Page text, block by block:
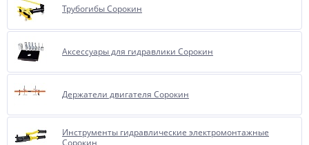
Трубогибы Сорокин
Аксессуары для гидравлики Сорокин
Держатели двигателя Сорокин
Инструменты гидравлические электромонтажные
Сорокин